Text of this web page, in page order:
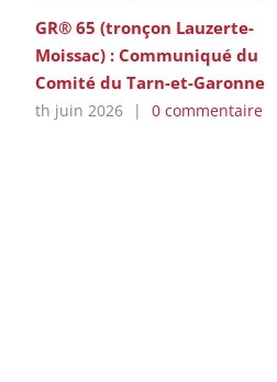
GR® 65 (tronçon Lauzerte-
Moissac) : Communiqué du
Comité du Tarn-et-Garonne
th juin 2026 | 0 commentaire